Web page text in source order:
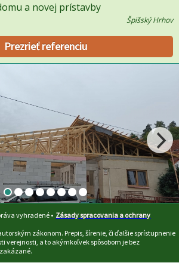
a novej prístavby
Špišský Hrhov
Prezrieť referenciu
vyhradené • Zásady spracovania a ochrany
zákonom. Prepis, šírenie, či ďalšie sprístupnenie
verejnosti, a to akýmkoľvek spôsobom je bez